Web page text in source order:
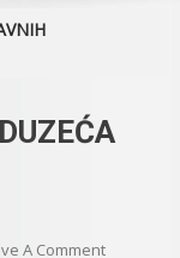
A CommentOn